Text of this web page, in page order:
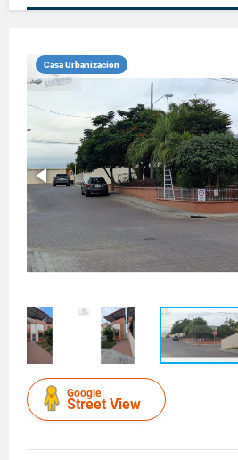
Casa Urbanizacion
Google
Street View